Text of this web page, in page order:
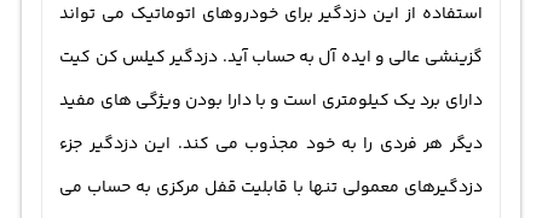
استفاده از این دزدگیر برای خودروهای اتوماتیک می تواند
گزینشی عالی و ایده آل به حساب آید. دزدگیر کیلس کن کیت
دارای برد یک کیلومتری است و با دارا بودن ویژگی های مفید
دیگر هر فردی را به خود مجذوب می کند. این دزدگیر جزء
دزدگیرهای معمولی تنها با قابلیت قفل مرکزی به حساب می